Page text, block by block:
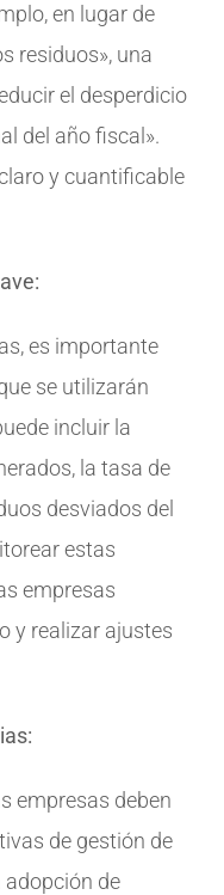
en lugar de
residuos», una
el desperdicio
del año fiscal».
y cuantificable
es importante
se utilizarán
incluir la
la tasa de
desviados del
estas
empresas
y realizar ajustes
empresas deben
de gestión de
adopción de